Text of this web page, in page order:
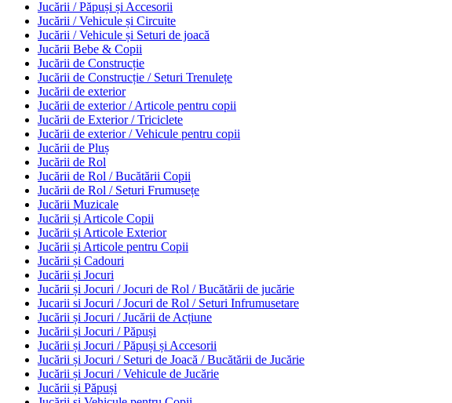
Jucării / Păpuși și Accesorii
Jucării / Vehicule și Circuite
Jucării / Vehicule și Seturi de joacă
Jucării Bebe & Copii
Jucării de Construcție
Jucării de Construcție / Seturi Trenulețe
Jucării de exterior
Jucării de exterior / Articole pentru copii
Jucării de Exterior / Triciclete
Jucării de exterior / Vehicule pentru copii
Jucării de Pluș
Jucării de Rol
Jucării de Rol / Bucătării Copii
Jucării de Rol / Seturi Frumusețe
Jucării Muzicale
Jucării și Articole Copii
Jucării și Articole Exterior
Jucării și Articole pentru Copii
Jucării și Cadouri
Jucării și Jocuri
Jucării și Jocuri / Jocuri de Rol / Bucătării de jucărie
Jucarii si Jocuri / Jocuri de Rol / Seturi Infrumusetare
Jucării și Jocuri / Jucării de Acțiune
Jucării și Jocuri / Păpuși
Jucării și Jocuri / Păpuși și Accesorii
Jucării și Jocuri / Seturi de Joacă / Bucătării de Jucărie
Jucării și Jocuri / Vehicule de Jucărie
Jucării și Păpuși